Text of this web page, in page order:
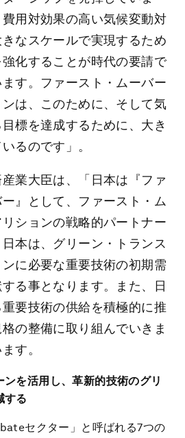
用対効果の高い気候変動対
なスケールで実現するため
化することが時代の要請で
す。ファースト・ムーバー
は、このために、そして気
標を達成するために、大き
るのです」。
業大臣は、「日本は『ファ
』として、ファースト・ム
ションの戦略的パートナー
本は、グリーン・トランス
に必要な重要技術の初期需
る事となります。また、日
要技術の供給を積極的に推
の整備に取り組んでいきま
す。
を活用し、革新的技術のグリ
する
セクター」と呼ばれる7つの